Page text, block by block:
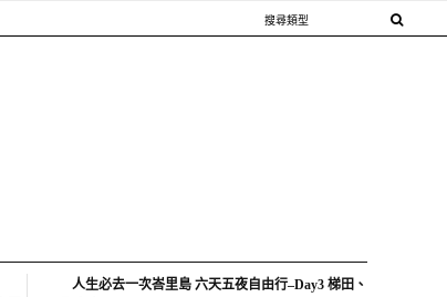
人生必去一次峇里島 六天五夜自由行–Day3 梯田、